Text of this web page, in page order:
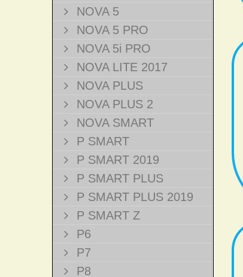
NOVA 5
NOVA 5 PRO
NOVA 5i PRO
NOVA LITE 2017
NOVA PLUS
NOVA PLUS 2
NOVA SMART
P SMART
P SMART 2019
P SMART PLUS
P SMART PLUS 2019
P SMART Z
P6
P7
P8